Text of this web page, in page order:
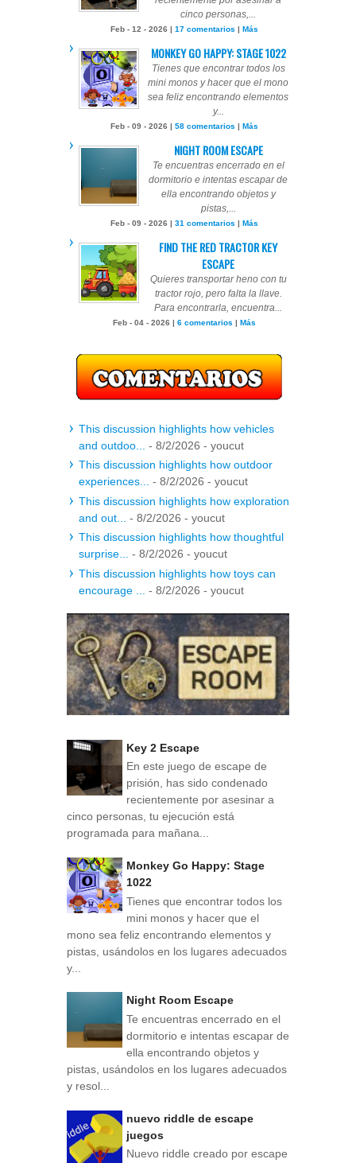
cinco personas,...
Feb - 12 - 2026 | 17 comentarios | Más
MONKEY GO HAPPY: STAGE 1022
Tienes que encontrar todos los
mini monos y hacer que el mono
sea feliz encontrando elementos
y...
Feb - 09 - 2026 | 58 comentarios | Más
NIGHT ROOM ESCAPE
Te encuentras encerrado en el
dormitorio e intentas escapar de
ella encontrando objetos y
pistas,...
Feb - 09 - 2026 | 31 comentarios | Más
FIND THE RED TRACTOR KEY
ESCAPE
Quieres transportar heno con tu
tractor rojo, pero falta la llave.
Para encontrarla, encuentra...
Feb - 04 - 2026 | 6 comentarios | Más
This discussion highlights how vehicles
and outdoo...
- 8/2/2026 - youcut
This discussion highlights how outdoor
experiences... - 8/2/2026 - youcut
This discussion highlights how exploration
and out...
- 8/2/2026 - youcut
This discussion highlights how thoughtful
surprise... - 8/2/2026 - youcut
This discussion highlights how toys can
encourage ...
- 8/2/2026 - youcut
Key 2 Escape
En este juego de escape de
prisión, has sido condenado
recientemente por asesinar a
cinco personas, tu ejecución está
programada para mañana...
Monkey Go Happy: Stage
1022
Tienes que encontrar todos los
mini monos y hacer que el
mono sea feliz encontrando elementos y
pistas, usándolos en los lugares adecuados
y...
Night Room Escape
Te encuentras encerrado en el
dormitorio e intentas escapar de
ella encontrando objetos y
pistas, usándolos en los lugares adecuados
y resol...
nuevo riddle de escape
juegos
Nuevo riddle creado por escape